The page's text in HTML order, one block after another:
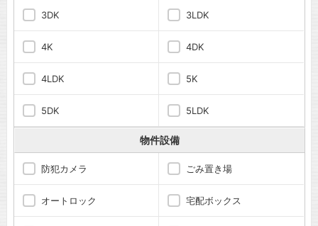
3DK 3LDK
4K 4DK
4LDK 5K
5DK 5LDK
物件設備
防犯カメラ ごみ置き場
オートロック 宅配ボックス